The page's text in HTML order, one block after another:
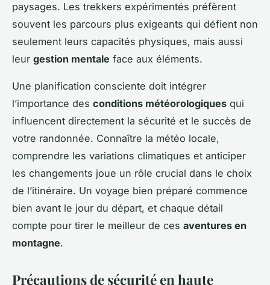
paysages. Les trekkers expérimentés préfèrent
souvent les parcours plus exigeants qui défient non
seulement leurs capacités physiques, mais aussi
leur gestion mentale face aux éléments.
Une planification consciente doit intégrer
l’importance des conditions météorologiques qui
influencent directement la sécurité et le succès de
votre randonnée. Connaître la météo locale,
comprendre les variations climatiques et anticiper
les changements joue un rôle crucial dans le choix
de l’itinéraire. Un voyage bien préparé commence
bien avant le jour du départ, et chaque détail
compte pour tirer le meilleur de ces aventures en
montagne.
Précautions de sécurité en haute